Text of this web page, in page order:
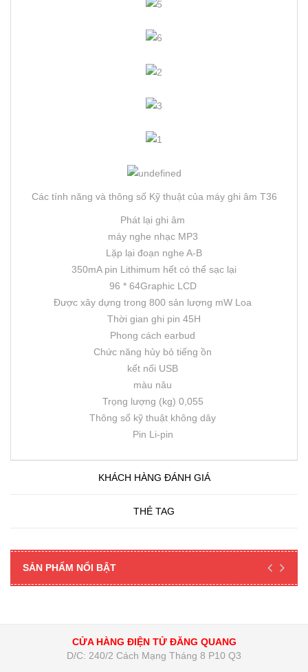
Các tính năng và thông số Kỹ thuật của máy ghi âm T36
Phát lại ghi âm
máy nghe nhạc MP3
Lặp lại đoạn nghe A-B
350mA pin Lithimum hết có thể sạc lại
96 * 64Graphic LCD
Được xây dựng trong 800 sản lượng mW Loa
Thời gian ghi pin 45H
Phong cách earbud
Chức năng hủy bỏ tiếng ồn
kết nối USB
màu nâu
Trọng lượng (kg) 0,055
Thông số kỹ thuật không dây
Pin Li-pin
KHÁCH HÀNG ĐÁNH GIÁ
THẺ TAG
SẢN PHẨM NỔI BẬT
CỬA HÀNG ĐIỆN TỬ ĐĂNG QUANG
D/C: 240/2 Cách Mạng Tháng 8 P10 Q3